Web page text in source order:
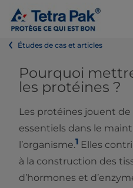
Études de cas et articles
Pourquoi
les protéines ?
Les protéines jouent
essentiels dans le
l’organisme.1 Elles
à la construction des
d’hormones et